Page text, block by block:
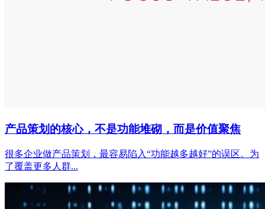
产品策划的核心，不是功能堆砌，而是价值聚焦
很多企业做产品策划，最容易陷入“功能越多越好”的误区。为
了覆盖更多人群...